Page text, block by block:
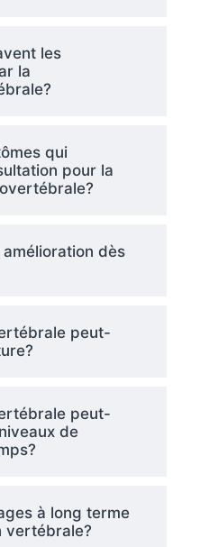
les
la
qui
pour la
dès
peut-
peut-
de
à long terme
vertébrale?